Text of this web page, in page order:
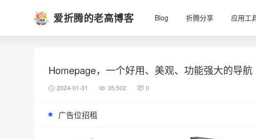
爱折腾的老高博客 Blog 折腾分享 应用工
Homepage，一个好用、美观、功能强大的导航
2024-01-31 35,502 0
广告位招租